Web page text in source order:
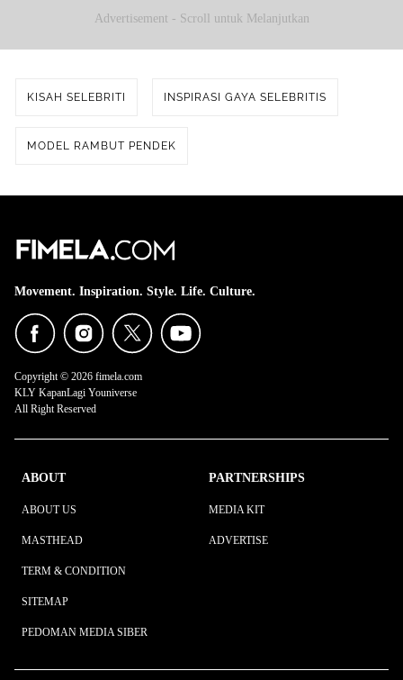
Advertisement - Scroll untuk Melanjutkan
KISAH SELEBRITI INSPIRASI GAYA SELEBRITIS
MODEL RAMBUT PENDEK
Movement. Inspiration. Style. Life. Culture.
Copyright © 2026 fimela.com
KLY KapanLagi Youniverse
All Right Reserved
ABOUT
ABOUT US
MASTHEAD
TERM & CONDITION
SITEMAP
PEDOMAN MEDIA SIBER
PARTNERSHIPS
MEDIA KIT
ADVERTISE